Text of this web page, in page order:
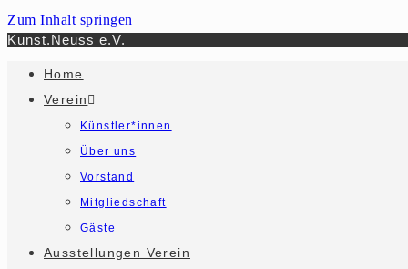
Zum Inhalt springen
Kunst.Neuss e.V.
Home
Verein
Künstler*innen
Über uns
Vorstand
Mitgliedschaft
Gäste
Ausstellungen Verein